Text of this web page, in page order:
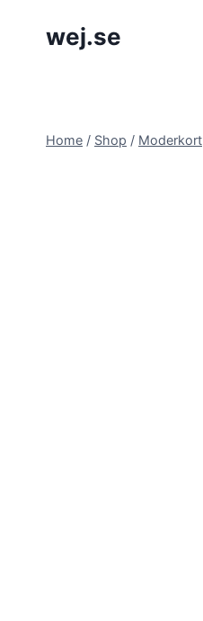
wej.se
Home / Shop / Moderkort